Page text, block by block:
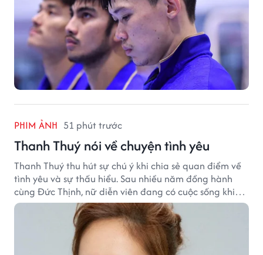
PHIM ẢNH 51 phút trước
Thanh Thuý nói về chuyện tình yêu
Thanh Thuý thu hút sự chú ý khi chia sẻ quan điểm về
tình yêu và sự thấu hiểu. Sau nhiều năm đồng hành
cùng Đức Thịnh, nữ diễn viên đang có cuộc sống khiến
nhiều khán giả quan tâm.